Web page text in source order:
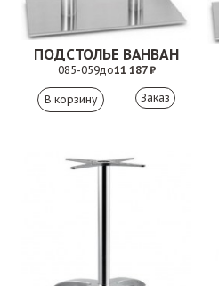
ПОДСТОЛЬЕ ВАНВАН
085-059до11 187 ₽
Заказ